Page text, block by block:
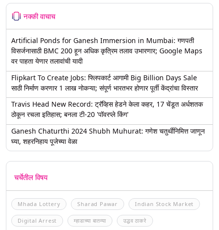
नक्की वाचाच
Artificial Ponds for Ganesh Immersion in Mumbai: गणपती
विसर्जनासाठी BMC 200 हून अधिक कृत्रिम तलाव उभारणार; Google Maps
वर पाहता येणार तलावांची यादी
Flipkart To Create Jobs: फ्लिपकार्ट आगामी Big Billion Days Sale
साठी निर्माण करणार 1 लाख नोकऱ्या; संपूर्ण भारतभर होणार पूर्ती केंद्रांचा विस्तार
Travis Head New Record: ट्रॅव्हिस हेडने केला कहर, 17 चेंडूत अर्धशतक
ठोकून रचला इतिहास; बनला टी-20 'पॉवरप्ले किंग'
Ganesh Chaturthi 2024 Shubh Muhurat: गणेश चतुर्थीनिमित्त जाणून
घ्या, शहरनिहाय पूजेच्या वेळा
चर्चेतील विषय
Mhada Lottery Sharad Pawar Indian Stock Market
Digital Arrest म्हाडाच्या बातम्या उद्धव ठाकरे